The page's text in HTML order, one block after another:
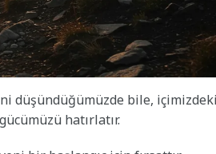
düşündüğümüzde bile,
hatırlatır.